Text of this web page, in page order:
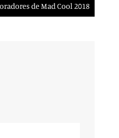
de Mad Cool 2018